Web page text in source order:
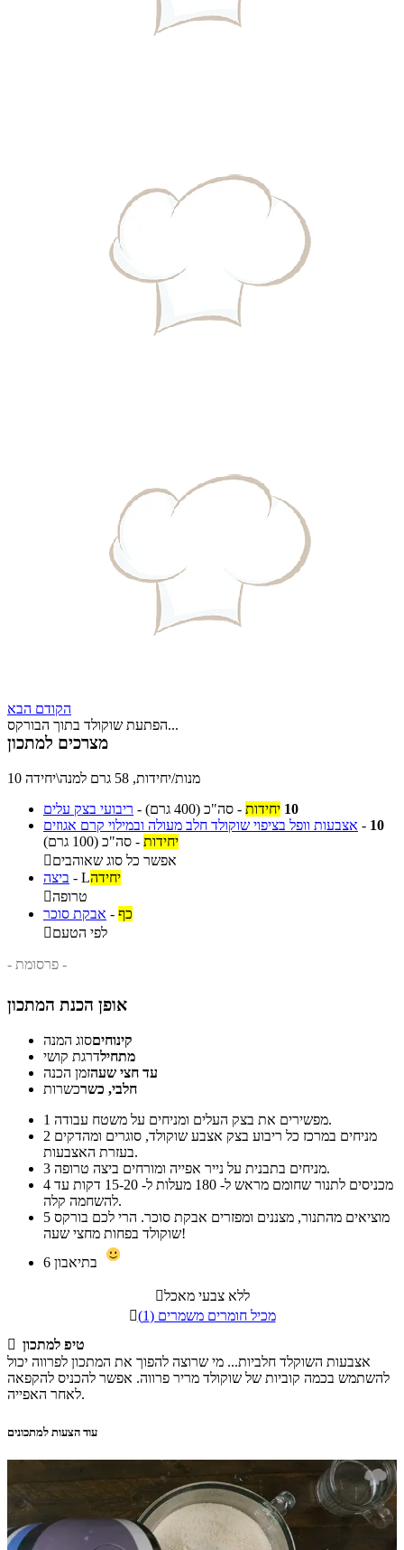
הקודם הבא
הפתעת שוקולד בתוך הבורקס...
מצרכים למתכון
10 מנות/יחידות, 58 גרם למנה\יחידה
ריבועי בצק עלים - 10 יחידות - סה"כ (400 גרם)
אצבעות וופל בציפוי שוקולד חלב מעולה ובמילוי קרם אגוזים - 10
יחידות - סה"כ (100 גרם)
אפשר כל סוג שאוהבים
ביצה - יחידהL
טרופה
אבקת סוכר - כף
לפי הטעם
- פרסומת -
אופן הכנת המתכון
קינוחיםסוג המנה
מתחילדרגת קושי
עד חצי שעהזמן הכנה
חלבי, כשרכשרות
1
מפשירים את בצק העלים ומניחים על משטח עבודה.
2
בעזרת האצבעות.
3
מניחים בתבנית על נייר אפייה ומורחים ביצה טרופה.
4
להשחמה קלה.
5
שוקולד בפחות מחצי שעה!
6
ללא צבעי מאכל

מכיל חומרים משמרים (1)
 טיפ למתכון
אצבעות השוקלד חלביות... מי שרוצה להפוך את המתכון לפרווה יכול
להשתמש בכמה קוביות של שוקולד מריר פרווה. אפשר להכניס להקפאה
לאחר האפייה.
עוד הצעות למתכונים